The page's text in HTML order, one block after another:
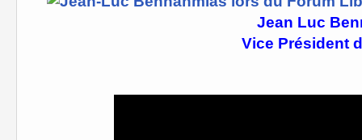
Jean Luc
Vice Président